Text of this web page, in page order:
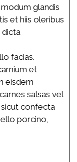
glandis
et hiis oleribus
dicta
facias.
et
eisdem
salsas vel
confecta
porcino,